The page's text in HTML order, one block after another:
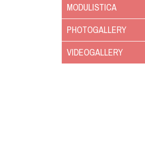
MODULISTICA
PHOTOGALLERY
VIDEOGALLERY